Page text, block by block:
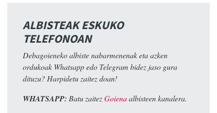
ALBISTEAK ESKUKO
TELEFONOAN
Debagoieneko albiste nabarmenenak eta azken
ordukoak Whatsapp edo Telegram bidez jaso gura
dituzu? Harpidetu zaitez doan!
WHATSAPP: Batu zaitezGoienaalbisteen kanalera.